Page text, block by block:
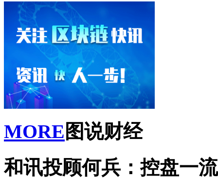
MORE 图说财经
和讯投顾何兵：控盘一